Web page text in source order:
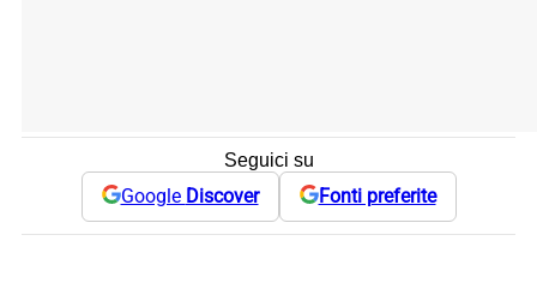
Seguici su
Google Discover Fonti preferite